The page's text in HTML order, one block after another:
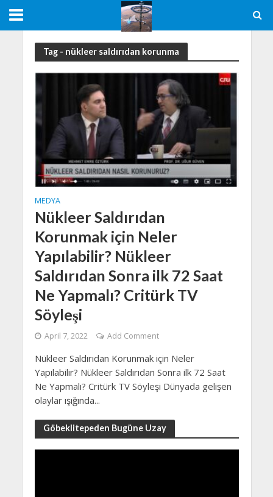
Tag - nükleer saldırıdan korunma
MEDYA
Nükleer Saldırıdan
Korunmak için Neler
Yapılabilir? Nükleer
Saldırıdan Sonra ilk 72 Saat
Ne Yapmalı? Critürk TV
Söyleşi
April 7, 2022 Add Comment
Nükleer Saldırıdan Korunmak için Neler
Yapılabilir? Nükleer Saldırıdan Sonra ilk 72 Saat
Ne Yapmalı? Critürk TV Söyleşi Dünyada gelişen
olaylar ışığında...
Göbeklitepeden Bugüne Uzay